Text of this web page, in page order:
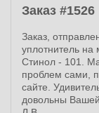
Заказ #1526
Заказ,
уплотнитель на
Стинол - 101.
проблем сами,
сайте.
довольны